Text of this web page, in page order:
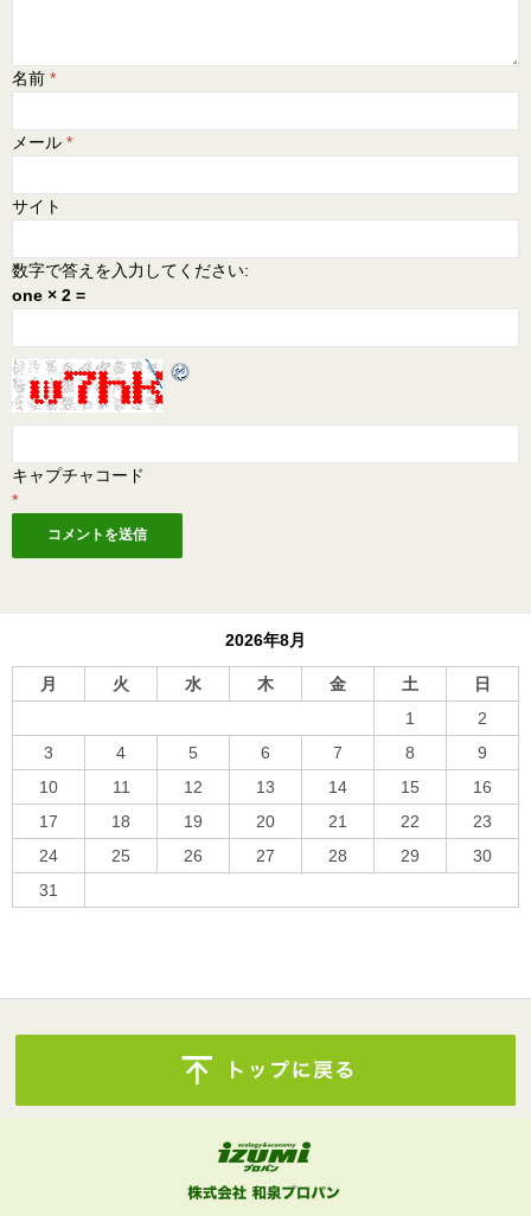
名前 *
メール *
サイト
数字で答えを入力してください:
one × 2 =
キャプチャコード
*
2026年8月
月 火 水 木 金 土
日
1
2
3
4 5 6 7 8
9
10
11 12 13 14 15
16
17
18 19 20 21 22
23
24
25 26 27 28 29
30
31